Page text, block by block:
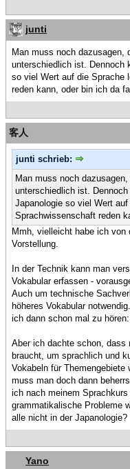
junti
Man muss noch dazusagen,
unterschiedlich ist. Dennoch
so viel Wert auf die Sprache
reden kann, oder bin ich da
客人
junti schrieb:
Man muss noch
unterschiedlich ist.
Japanologie so viel Wert
Sprachwissenschaft reden
Mmh, vielleicht habe ich von
Vorstellung.
In der Technik kann man
Vokabular erfassen -
Auch um technische
höheres Vokabular
ich dann schon mal zu
Aber ich dachte schon, dass
braucht, um sprachlich und
Vokabeln für
muss man doch dann
ich nach meinem
grammatikalische Probleme
alle nicht in der Japanologie?
Yano